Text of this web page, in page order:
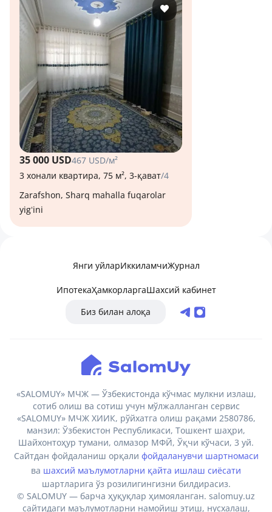
35 000 USD467 USD/м²
3 хонали квартира, 75 м², 3-қават/4
Zarafshon, Sharq mahalla fuqarolar
yigʻini
Янги уйларИккиламчиЖурнал
ИпотекаҲамкорларгаШахсий кабинет
Биз билан алоқа
«SALOMUY» МЧЖ — Ўзбекистонда кўчмас мулкни излаш,
сотиб олиш ва сотиш учун мўлжалланган сервис
«SALOMUY» МЧЖ ХИИК, рўйхатга олиш рақами 2580786,
манзил: Ўзбекистон Республикаси, Тошкент шаҳри,
Шайхонтоҳур тумани, олмазор МФЙ, Ўқчи кўчаси, 3 уй.
Сайтдан фойдаланиш орқали фойдаланувчи шартномаси
ва шахсий маълумотларни қайта ишлаш сиёсати
шартларига ўз розилигингизни билдирасиз.
© SALOMUY — барча ҳуқуқлар ҳимояланган. salomuy.uz
сайтидаги маълумотларни намойиш этиш, нусхалаш,